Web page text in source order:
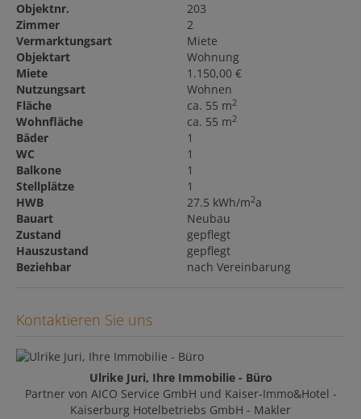
Objektnr.
203
Zimmer
2
Vermarktungsart
Miete
Objektart
Wohnung
Miete
1.150,00 €
Nutzungsart
Wohnen
Fläche
ca. 55 m2
Wohnfläche ca. 55 m2
Bäder
1
WC
1
Balkone
1
Stellplätze
1
HWB
27.5 kWh/m2a
Bauart
Neubau
Zustand
gepflegt
Hauszustand
gepflegt
Beziehbar
nach Vereinbarung
Kontaktieren Sie uns
Ulrike Juri, Ihre Immobilie - Büro
Partner von AICO Service GmbH und Kaiser-Immo&Hotel -
Kaiserburg Hotelbetriebs GmbH - Makler